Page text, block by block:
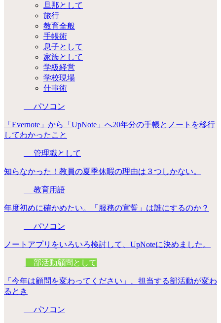
旦那として
旅行
教育全般
手帳術
息子として
家族として
学級経営
学校現場
仕事術
パソコン
「Evernote」から「UpNote」へ20年分の手帳とノートを移行
してわかったこと
管理職として
知らなかった！教員の夏季休暇の理由は３つしかない。
教育用語
年度初めに確かめたい。「服務の宣誓」は誰にするのか？
パソコン
ノートアプリをいろいろ検討して、UpNoteに決めました。
部活動顧問として
「今年は顧問を変わってください」、担当する部活動が変わ
るとき
パソコン